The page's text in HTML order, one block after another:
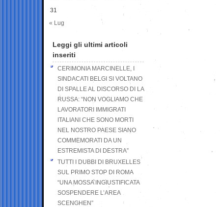
31
« Lug
Leggi gli ultimi articoli
inseriti
CERIMONIA MARCINELLE, I
SINDACATI BELGI SI VOLTANO
DI SPALLE AL DISCORSO DI LA
RUSSA: “NON VOGLIAMO CHE
LAVORATORI IMMIGRATI
ITALIANI CHE SONO MORTI
NEL NOSTRO PAESE SIANO
COMMEMORATI DA UN
ESTREMISTA DI DESTRA”
TUTTI I DUBBI DI BRUXELLES
SUL PRIMO STOP DI ROMA
“UNA MOSSA INGIUSTIFICATA
SOSPENDERE L’AREA
SCENGHEN”